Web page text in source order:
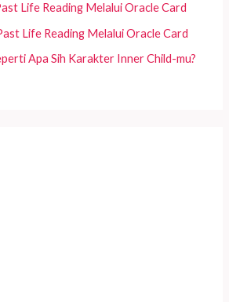
Life Reading Melalui Oracle Card
Life Reading Melalui Oracle Card
Apa Sih Karakter Inner Child-mu?